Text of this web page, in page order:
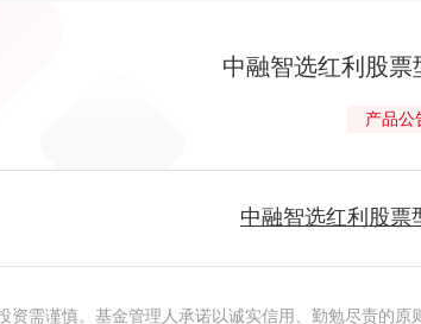
中融智选红利股票
产品公
中融智选红利股票
资需谨慎。基金管理人承诺以诚实信用、勤勉尽责的